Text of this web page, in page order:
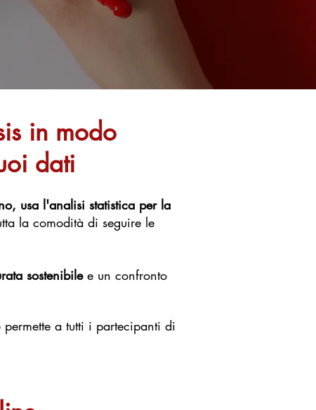
in modo
dati
usa l'analisi statistica per la
la comodità di seguire le
sostenibile e un confronto
a tutti i partecipanti di